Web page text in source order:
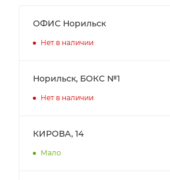
ОФИС Норильск
Нет в наличии
Норильск, БОКС №1
Нет в наличии
КИРОВА, 14
Мало